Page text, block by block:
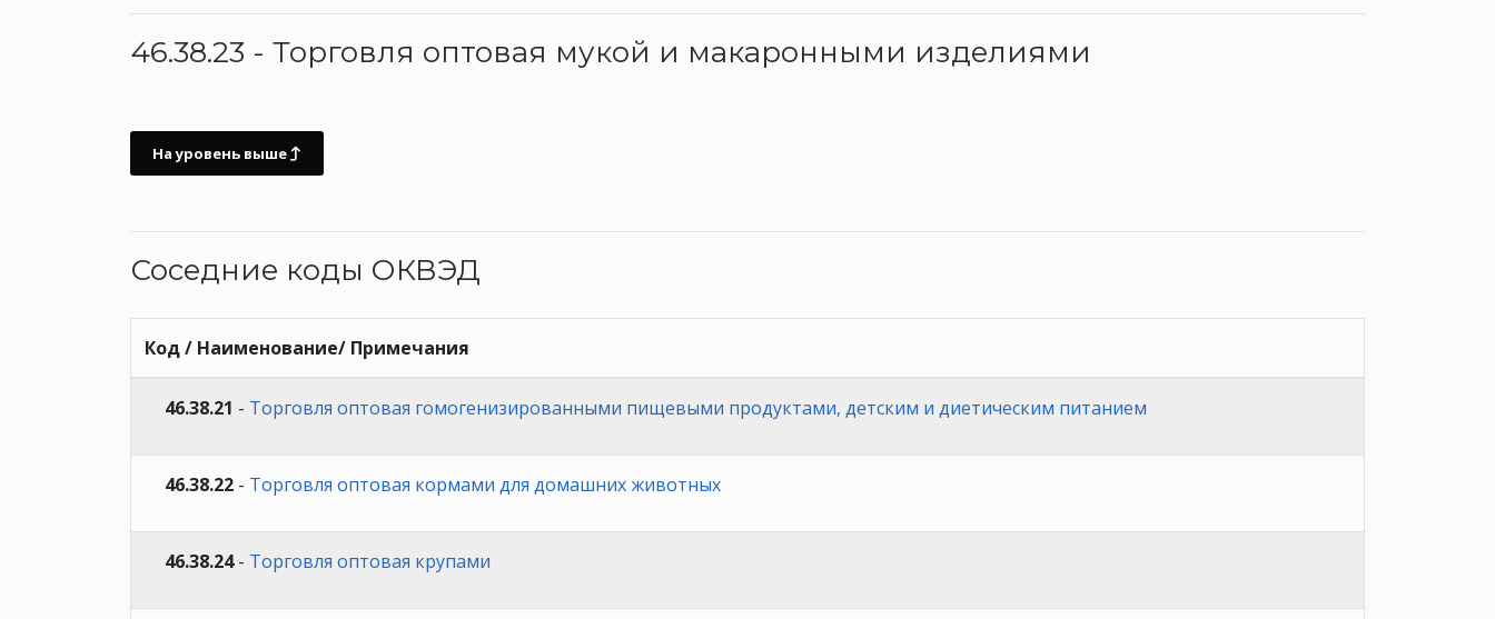
46.38.23 - Торговля оптовая мукой и макаронными изделиями
На уровень выше
Соседние коды ОКВЭД
Код / Наименование/ Примечания
46.38.21 - Торговля оптовая гомогенизированными пищевыми продуктами, детским и диетическим питанием
46.38.22 - Торговля оптовая кормами для домашних животных
46.38.24- Торговля оптовая крупами